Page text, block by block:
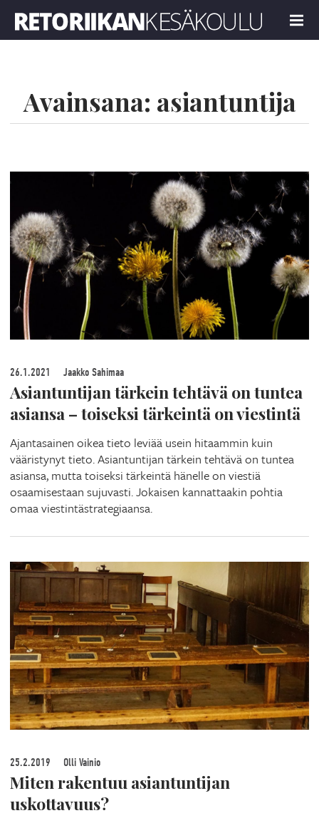
MENU
Avainsana: asiantuntija
26.1.2021 Jaakko Sahimaa
Asiantuntijan tärkein tehtävä on tuntea
asiansa – toiseksi tärkeintä on viestintä
Ajantasainen oikea tieto leviää usein hitaammin kuin
vääristynyt tieto. Asiantuntijan tärkein tehtävä on tuntea
asiansa, mutta toiseksi tärkeintä hänelle on viestiä
osaamisestaan sujuvasti. Jokaisen kannattaakin pohtia
omaa viestintästrategiaansa.
25.2.2019 Olli Vainio
Miten rakentuu asiantuntijan
uskottavuus?